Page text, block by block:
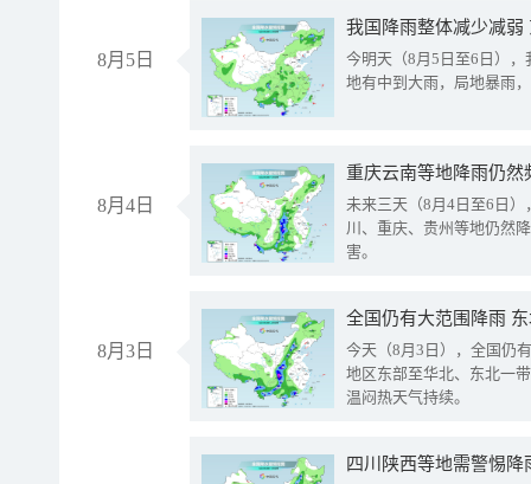
8月5日
我国降雨整体减少减弱
今明天（8月5日至6日）
地有中到大雨，局地暴雨
8月4日
重庆云南等地降雨仍然
未来三天（8月4日至6日
川、重庆、贵州等地仍然
害。
8月3日
全国仍有大范围降雨
今天（8月3日），全国仍
地区东部至华北、东北一
温闷热天气持续。